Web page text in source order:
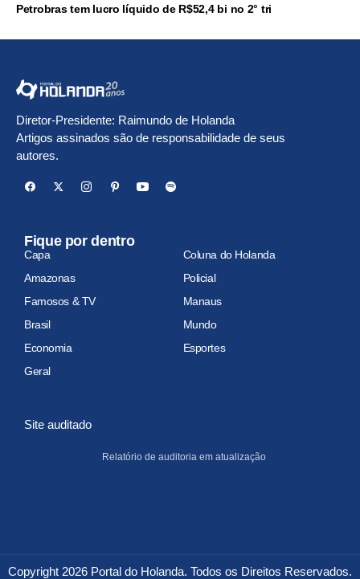
Petrobras tem lucro líquido de R$52,4 bi no 2° tri
Diretor-Presidente: Raimundo de Holanda
Artigos assinados são de responsabilidade de seus
autores.
Fique por dentro
Capa
Coluna do Holanda
Amazonas
Policial
Famosos & TV
Manaus
Brasil
Mundo
Economia
Esportes
Geral
Site auditado
Relatório de auditoria em atualização
Copyright 2026 Portal do Holanda. Todos os Direitos Reservados.